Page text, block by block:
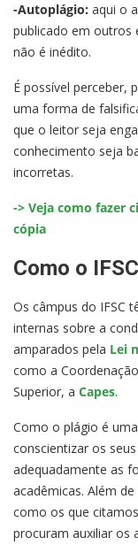
-Autoplágio: aqui o
publicado em outros
não é inédito.
É possível perceber,
uma forma de
que o leitor seja
conhecimento seja
incorretas.
-> Veja como fazer
cópia
Como o
Os câmpus do IFSC
internas sobre a
amparados pela Lei
como a
Superior, a Capes.
Como o plágio é
conscientizar os
adequadamente as
acadêmicas. Além
como os que
procuram auxiliar os